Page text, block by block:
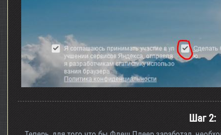
Шаг 2: